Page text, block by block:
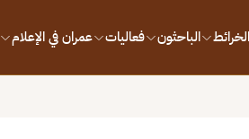
الخرائط الباحثون فعاليات عمران في الإعلام